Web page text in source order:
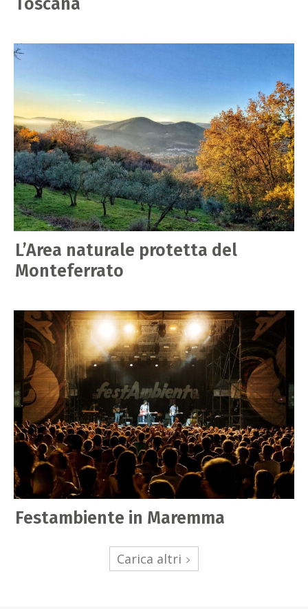
L’Area naturale protetta del
Monteferrato
Festambiente in Maremma
Carica altri